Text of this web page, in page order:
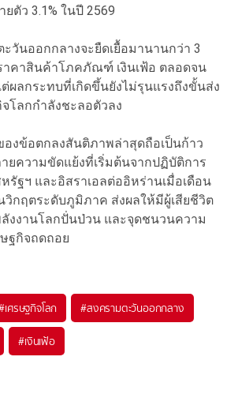
ตัว 3.1% ในปี 2569
วันออกกลางจะยืดเยื้อมานานกว่า 3
าคาสินค้าโภคภัณฑ์ เงินเฟ้อ ตลอดจน
ผลกระทบที่เกิดขึ้นยังไม่รุนแรงถึงขั้นส่ง
โลกกำลังชะลอตัวลง
งข้อตกลงสันติภาพล่าสุดถือเป็นก้าว
ยความขัดแย้งที่เริ่มต้นจากปฏิบัติการ
รัฐฯ และอิสราเอลต่ออิหร่านเมื่อเดือน
วิกฤตระดับภูมิภาค ส่งผลให้มีผู้เสียชีวิต
งงานโลกปั่นป่วน และจุดชนวนความ
ษฐกิจถดถอย
เศรษฐกิจโลก #สงครามตะวันออกกลาง
#เงินเฟ้อ